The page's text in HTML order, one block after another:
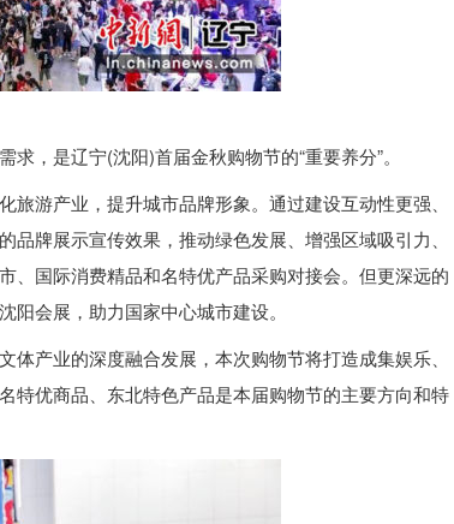
，是辽宁(沈阳)首届金秋购物节的“重要养分”。
游产业，提升城市品牌形象。通过建设互动性更强、
牌展示宣传效果，推动绿色发展、增强区域吸引力、
、国际消费精品和名特优产品采购对接会。但更深远的
会展，助力国家中心城市建设。
产业的深度融合发展，本次购物节将打造成集娱乐、
特优商品、东北特色产品是本届购物节的主要方向和特